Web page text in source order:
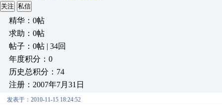
关注 私信
精华：0帖
求助：0帖
帖子：0帖 | 34回
年度积分：0
历史总积分：74
注册：2007年7月31日
发表于：2010-11-15 18:24:52